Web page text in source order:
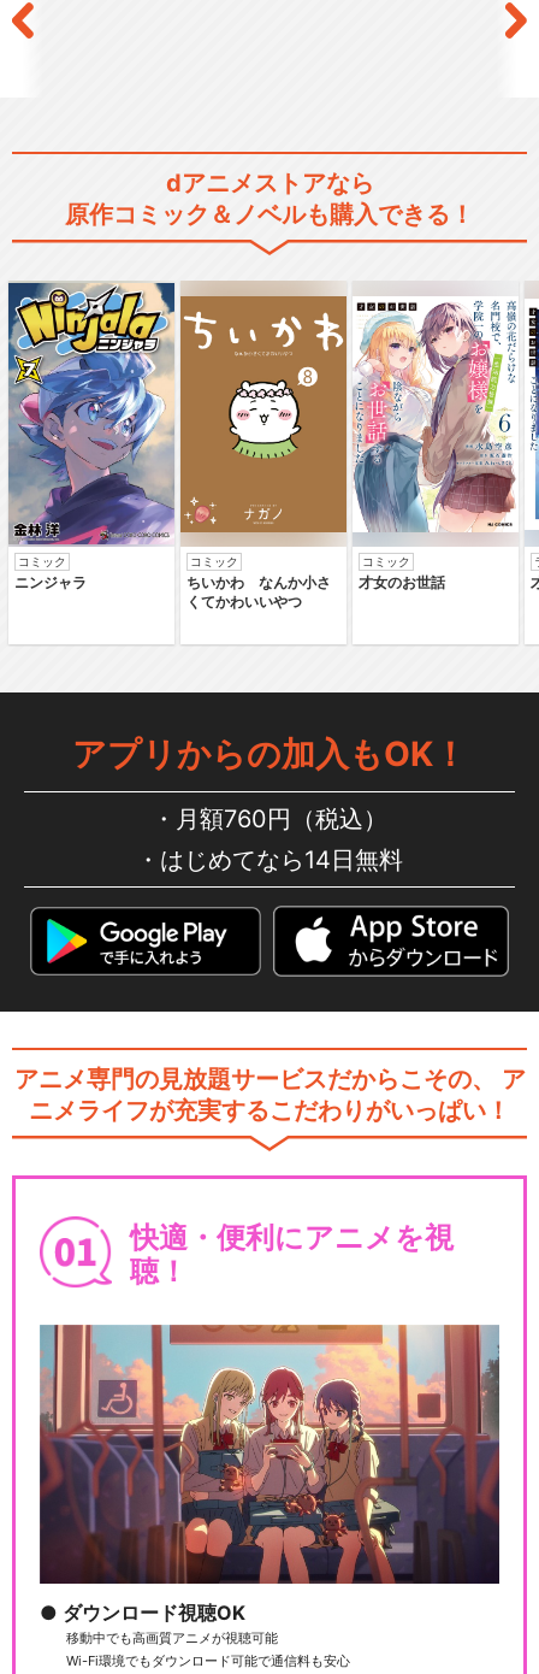
dアニメストアなら
原作コミック＆ノベルも購入できる！
コミック
ニンジャラ
コミック
ちいかわ なんか小さ
くてかわいいやつ
コミック
才女のお世話
アプリからの加入もOK！
月額760円（税込）
はじめてなら14日無料
アニメ専門の見放題サービスだからこその、
ア
ニメライフが充実するこだわりがいっぱい！
快適・便利にアニメを視
聴！
ダウンロード視聴OK
移動中でも高画質アニメが視聴可能
Wi-Fi環境でもダウンロード可能で通信料も安心